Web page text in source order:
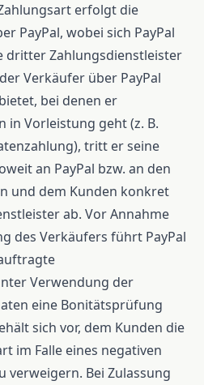
erfolgt die
PayPal, wobei sich PayPal
dritter Zahlungsdienstleister
Verkäufer über PayPal
bei denen er
in Vorleistung geht (z. B.
tritt er seine
an PayPal bzw. an den
und dem Kunden konkret
ab. Vor Annahme
des Verkäufers führt PayPal
Verwendung der
eine Bonitätsprüfung
sich vor, dem Kunden die
im Falle eines negativen
verweigern. Bei Zulassung